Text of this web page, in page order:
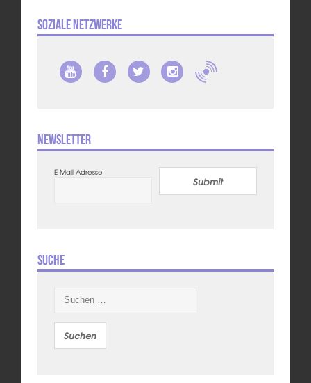
Soziale Netzwerke
Newsletter
E-Mail Adresse
Submit
Suche
nach: